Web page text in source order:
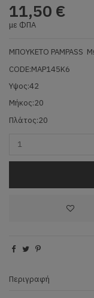
11,50 €
με ΦΠΑ
ΜΠΟΥΚΕΤΟ PAMPASS
CODE:MAP145K6
Υψος:42
Μήκος:20
Πλάτος:20
Περιγραφή